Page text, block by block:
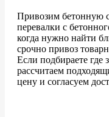
Привозим бетонную
перевалки с
когда нужно найти
срочно привоз
Если подбираете где
рассчитаем
цену и согласуем